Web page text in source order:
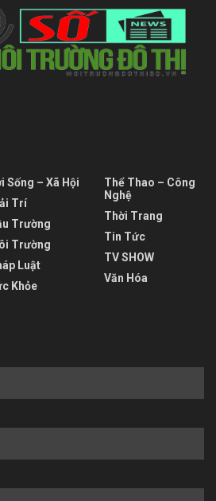
Sống – Xã Hội
Trí
Trường
Trường
Luật
Khỏe
Thể Thao – Công
Nghệ
Thời Trang
Tin Tức
TV SHOW
Văn Hóa